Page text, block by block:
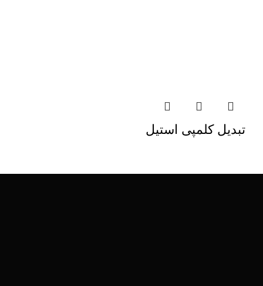
تبدیل کلمپی استیل